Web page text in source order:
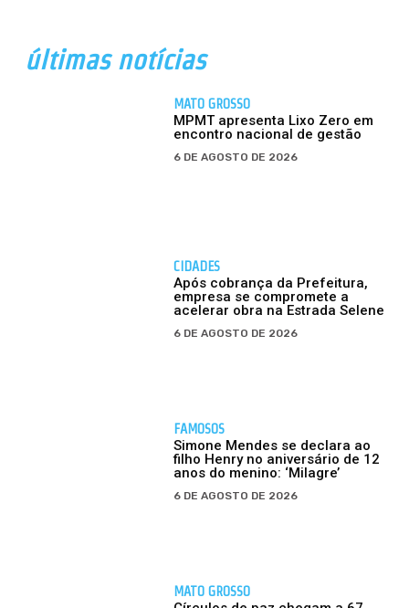
últimas notícias
MATO GROSSO
MPMT apresenta Lixo Zero em
encontro nacional de gestão
6 DE AGOSTO DE 2026
CIDADES
Após cobrança da Prefeitura,
empresa se compromete a
acelerar obra na Estrada Selene
6 DE AGOSTO DE 2026
FAMOSOS
Simone Mendes se declara ao
filho Henry no aniversário de 12
anos do menino: ‘Milagre’
6 DE AGOSTO DE 2026
MATO GROSSO